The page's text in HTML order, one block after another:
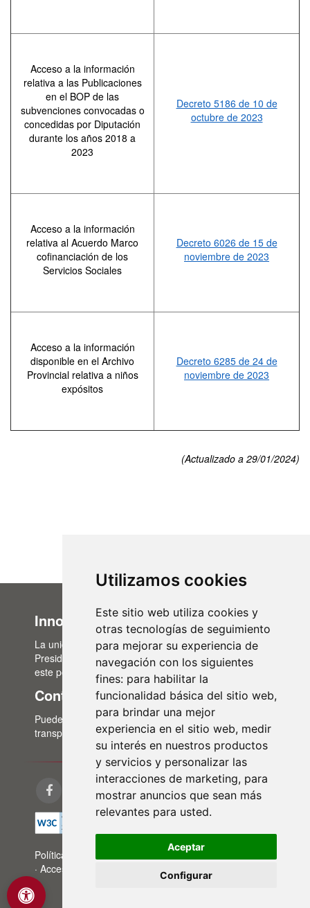
Utilizamos cookies
Este sitio web utiliza cookies y
otras tecnologías de seguimiento
para mejorar su experiencia de
navegación con los siguientes
fines: para habilitar la
funcionalidad básica del sitio web,
para brindar una mejor
experiencia en el sitio web, medir
su interés en nuestros productos
y servicios y personalizar las
interacciones de marketing, para
mostrar anuncios que sean más
relevantes para usted.
Aceptar
Configurar
Acceso a la información
relativa a las Publicaciones
en el BOP de las
subvenciones convocadas o
concedidas por Diputación
durante los años 2018 a
2023
Decreto 5186 de 10 de
octubre de 2023
Acceso a la información
relativa al Acuerdo Marco
cofinanciación de los
Servicios Sociales
Decreto 6026 de 15 de
noviembre de 2023
Acceso a la información
disponible en el Archivo
Provincial relativa a niños
expósitos
Decreto 6285 de 24 de
noviembre de 2023
(Actualizado a 29/01/2024)
Innovación Administrativa
La unidad de Innovación Administrativa, del Área de
Presidencia, es la encargada de la actualización de
este portal de transparencia.
Contacto
Puedes contactar con nosotros a través del correo:
transparencia@lasalina.es
Política de privacidad Aviso legal·Política de cookies
· Accesibilidad